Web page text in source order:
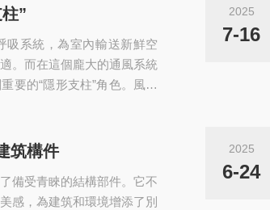
圍，通過擰緊螺栓，卡箍會
”
吸系統，為室內輸送新鮮空
。而在這個龐大的通風系統
要的“隱形支柱”角色。風管
更好地貼合風管的外形，提
2025
7-16
筑構件
備受青睞的結構部件。它不
感，為建筑和環境增添了別
2025
6-24